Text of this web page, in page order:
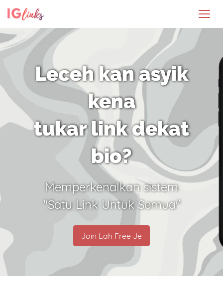
Leceh kan asyik
kena
tukar link dekat
bio?
Memperkenalkan sistem
"Satu Link Untuk Semua"
Join Lah Free Je